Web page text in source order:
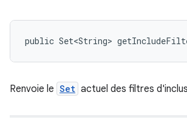
public Set<String>
Renvoie le Set actuel des filtres